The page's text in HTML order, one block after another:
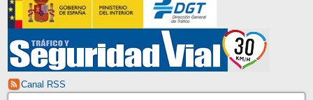
Canal RSS